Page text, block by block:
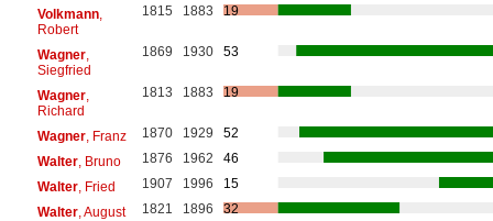
Volkmann,
Robert
1815 1883 19
Wagner,
Siegfried
1869 1930 53
Wagner,
Richard
1813 1883 19
Wagner, Franz 1870 1929
52
Walter, Bruno 1876 1962
46
Walter, Fried 1907 1996
15
Walter, August 1821 1896
32